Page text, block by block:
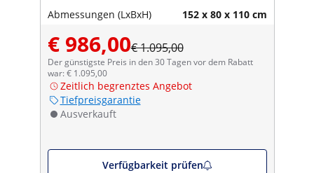
Abmessungen (LxBxH) 152 x 80 x 110 cm
€ 986,00€ 1.095,00
Der günstigste Preis in den 30 Tagen vor dem Rabatt
war: € 1.095,00
Zeitlich begrenztes Angebot
Tiefpreisgarantie
Ausverkauft
Verfügbarkeit prüfen